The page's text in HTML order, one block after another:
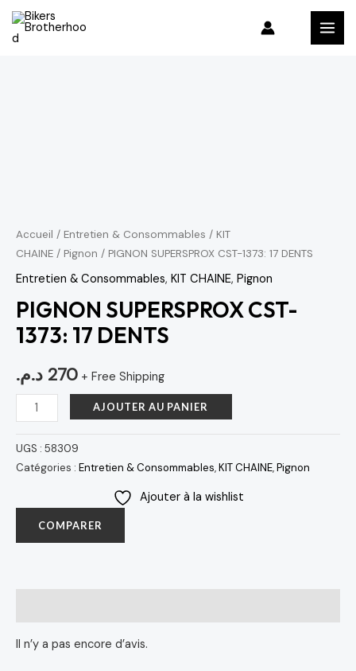
Aller
Accueil / Entretien & Consommables / KIT
CHAINE / Pignon / PIGNON SUPERSPROX CST-1373: 17 DENTS
Entretien & Consommables, KIT CHAINE, Pignon
PIGNON SUPERSPROX CST-
1373: 17 DENTS
270 د.م. + Free Shipping
DENTS
AJOUTER AU PANIER
UGS : 58309
Catégories : Entretien & Consommables,KIT CHAINE,Pignon
Ajouter à la wishlist
COMPARER
Il n’y a pas encore d’avis.